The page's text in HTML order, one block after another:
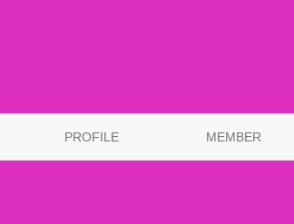
PROFILE MEMBER